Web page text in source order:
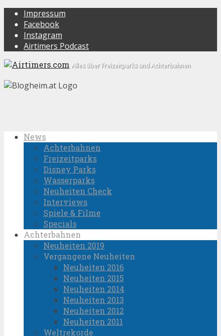
Impressum
Facebook
Instagram
Airtimers Podcast
Alles über Freizeitparks und Achterbahnen
News
Achterbahnen
Freizeitparks
Disney Parks
Wasserparks
Neuheiten Check
Interviews
Spiele & Filme
Specials
Achterbahnen
Neuheiten 2019
Vergangene Neuheiten
Neuheiten 2016
Neuheiten 2015
Neuheiten 2014
Neuheiten 2013
Neuheiten 2012
Neuheiten 2011
Weltrekorde